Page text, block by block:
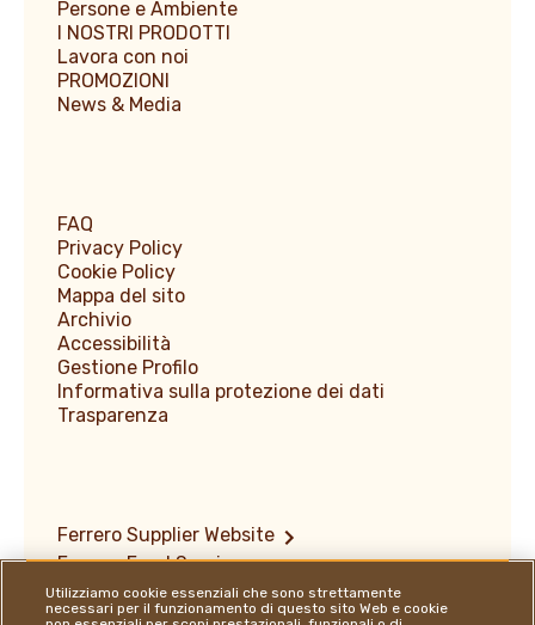
Persone e Ambiente
I NOSTRI PRODOTTI
Lavora con noi
PROMOZIONI
News & Media
FAQ
Privacy Policy
Cookie Policy
Mappa del sito
Archivio
Accessibilità
Gestione Profilo
Informativa sulla protezione dei dati
Trasparenza
Ferrero Supplier Website
Ferrero Food Service
Ferrero Travel Market
Utilizziamo cookie essenziali che sono strettamente
necessari per il funzionamento di questo sito Web e cookie